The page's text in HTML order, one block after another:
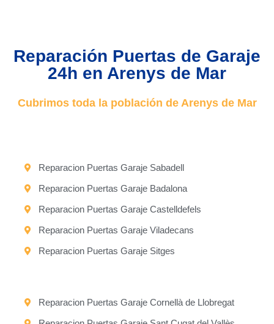
Reparación Puertas de Garaje
24h en Arenys de Mar
Cubrimos toda la población de Arenys de Mar
Reparacion Puertas Garaje Sabadell
Reparacion Puertas Garaje Badalona
Reparacion Puertas Garaje Castelldefels
Reparacion Puertas Garaje Viladecans
Reparacion Puertas Garaje Sitges
Reparacion Puertas Garaje Cornellà de Llobregat